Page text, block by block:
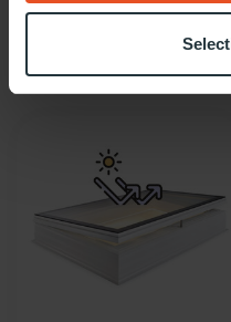
Recent bekeken